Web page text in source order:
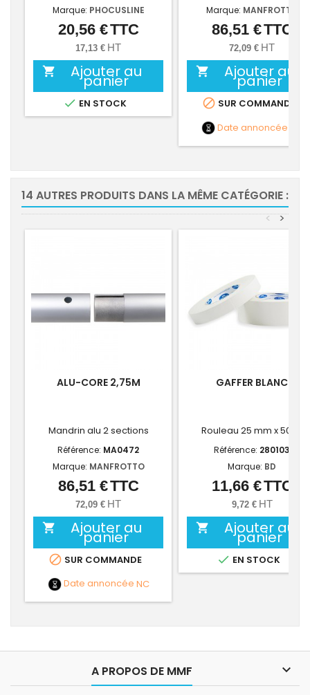
Marque: PHOCUSLINE
Prix
20,56 €TTC
17,13 € HT
 Ajouter au
panier
 EN STOCK
Marque: MANFROTTO
Prix
86,51 €TTC
72,09 € HT
 Ajouter au
panier
 SUR COMMANDE
Date annoncée
14 AUTRES PRODUITS DANS LA MÊME CATÉGORIE :
>
<
ALU-CORE 2,75M
Mandrin alu 2 sections
Référence: MA0472
Marque: MANFROTTO
Prix
86,51 €TTC
72,09 € HT
 Ajouter au
panier
 SUR COMMANDE
Date annoncée NC
GAFFER BLANC
Rouleau 25 mm x 50 m
Référence: 280103
Marque: BD
Prix
11,66 €TTC
9,72 € HT
 Ajouter au
panier
 EN STOCK
A PROPOS DE MMF 